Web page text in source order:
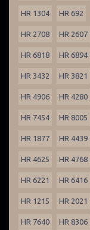
HR 1304 HR 692
HR 2708 HR 2607
HR 6818 HR 6894
HR 3432 HR 3821
HR 4906 HR 4280
HR 7454 HR 8005
HR 1877 HR 4439
HR 4625 HR 4768
HR 6221 HR 6416
HR 1215 HR 2021
HR 7640 HR 8306